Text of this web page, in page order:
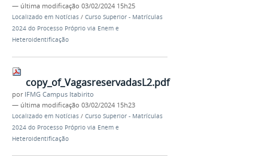
— última modificação 03/02/2024 15h25
Localizado em Notícias / Curso Superior - Matrículas
2024 do Processo Próprio via Enem e
Heteroidentificação
copy_of_VagasreservadasL2.pdf
por IFMG Campus Itabirito
— última modificação 03/02/2024 15h23
Localizado em Notícias / Curso Superior - Matrículas
2024 do Processo Próprio via Enem e
Heteroidentificação